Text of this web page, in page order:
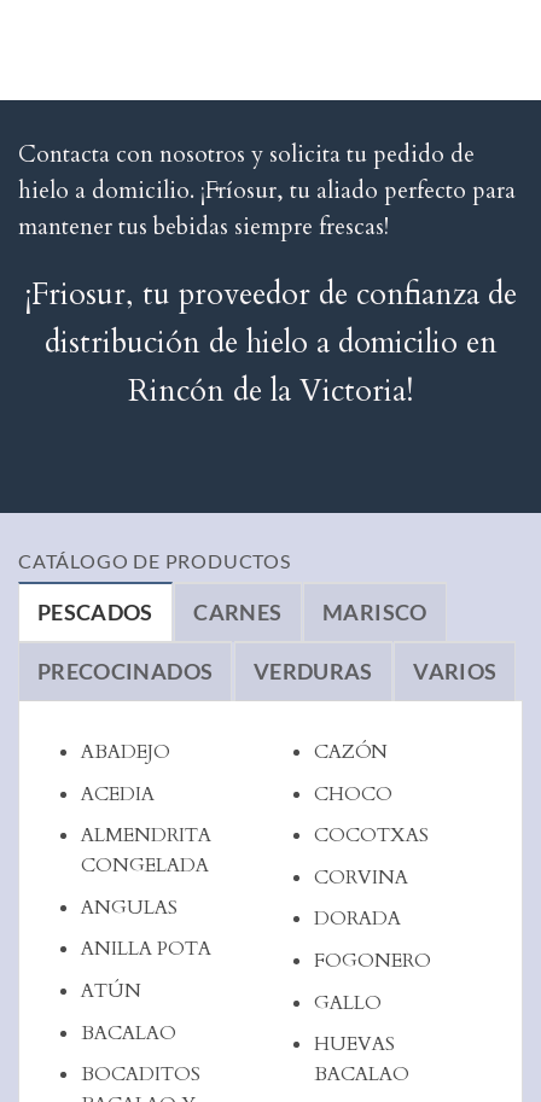
Contacta con nosotros y solicita tu pedido de
hielo a domicilio. ¡Fríosur, tu aliado perfecto para
mantener tus bebidas siempre frescas!
¡Friosur, tu proveedor de confianza de
distribución de hielo a domicilio en
Rincón de la Victoria!
CATÁLOGO DE PRODUCTOS
PESCADOS CARNES MARISCO
PRECOCINADOS VERDURAS VARIOS
ABADEJO
ACEDIA
ALMENDRITA
CONGELADA
ANGULAS
ANILLA POTA
ATÚN
BACALAO
BOCADITOS
CAZÓN
CHOCO
COCOTXAS
CORVINA
DORADA
FOGONERO
GALLO
HUEVAS
BACALAO